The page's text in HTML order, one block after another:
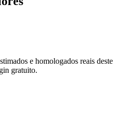
e homologados reais deste
gratuito.